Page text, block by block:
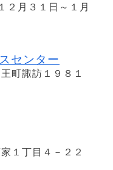
２月３１日～１月
センター
町諏訪１９８１
１丁目４－２２